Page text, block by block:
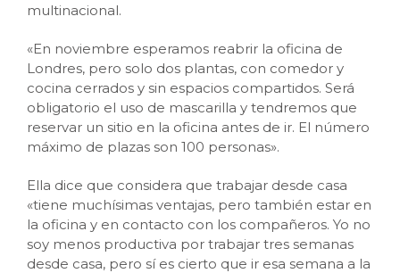
multinacional.
«En noviembre esperamos reabrir la oficina de
Londres, pero solo dos plantas, con comedor y
cocina cerrados y sin espacios compartidos. Será
obligatorio el uso de mascarilla y tendremos que
reservar un sitio en la oficina antes de ir. El número
máximo de plazas son 100 personas».
Ella dice que considera que trabajar desde casa
«tiene muchísimas ventajas, pero también estar en
la oficina y en contacto con los compañeros. Yo no
soy menos productiva por trabajar tres semanas
desde casa, pero sí es cierto que ir esa semana a la